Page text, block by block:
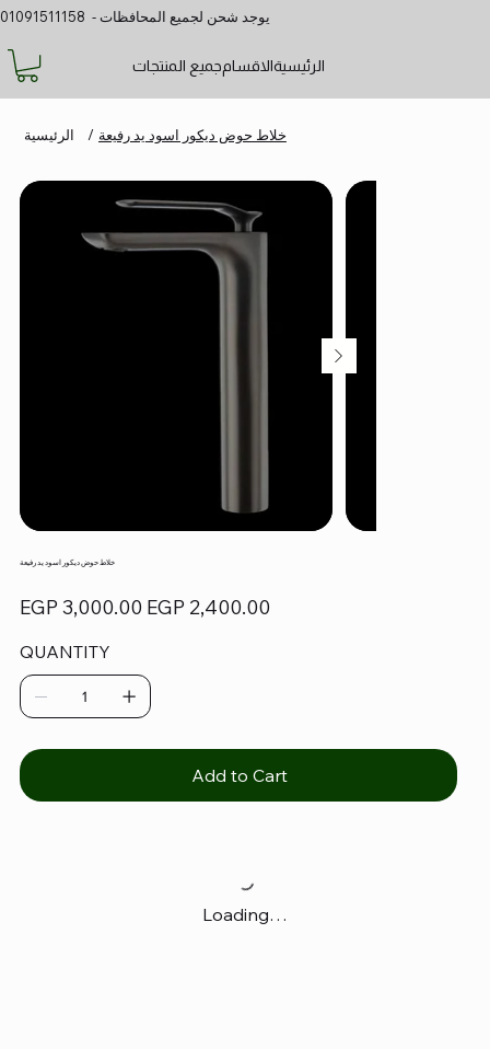
يوجد شحن لجميع المحافظات - 01091511158
الرئيسيةالاقسامجميع المنتجات
الرئيسية / خلاط حوض ديكور اسود يد رفيعة
خلاط حوض ديكور اسود يد رفيعة
Original
price
EGP 3,000.00 Sale
price
EGP 2,400.00
QUANTITY
Add to Cart
Loading…